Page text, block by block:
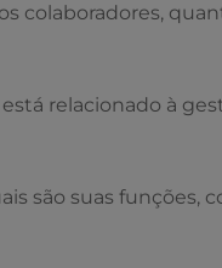
colaboradores,
relacionado à
são suas funções,